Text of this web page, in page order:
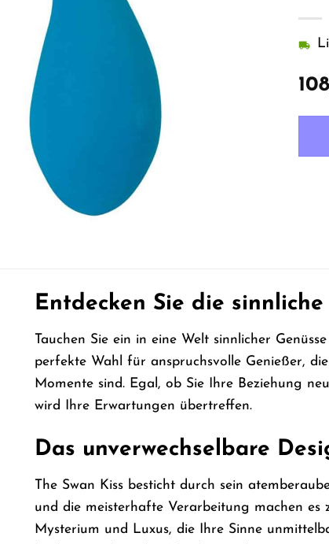
Entdecken Sie die
Tauchen Sie ein in eine Welt sinnlicher
perfekte Wahl für anspruchsvolle Genießer,
Momente sind. Egal, ob Sie Ihre Beziehung
wird Ihre Erwartungen übertreffen.
Das unverwechselbare
The Swan Kiss besticht durch sein
und die meisterhafte Verarbeitung machen
Mysterium und Luxus, die Ihre Sinne